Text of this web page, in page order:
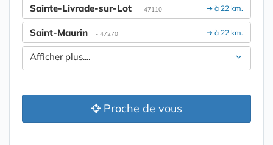
➔ à 22 km.
Sainte-Livrade-sur-Lot - 47110
➔ à 22 km.
Saint-Maurin - 47270
Afficher plus....
Proche de vous